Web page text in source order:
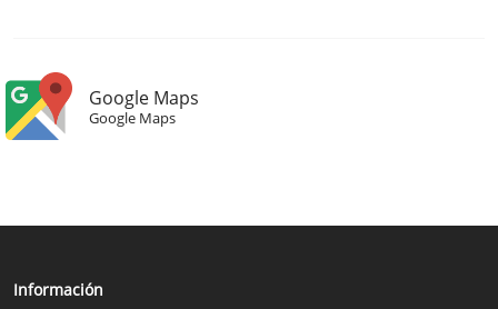
Google Maps
Google Maps
Información